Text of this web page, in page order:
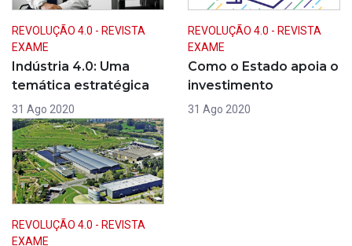
REVOLUÇÃO 4.0 - REVISTA
EXAME
Indústria 4.0: Uma
temática estratégica
31 Ago 2020
REVOLUÇÃO 4.0 - REVISTA
EXAME
Como o Estado apoia o
investimento
31 Ago 2020
REVOLUÇÃO 4.0 - REVISTA
EXAME